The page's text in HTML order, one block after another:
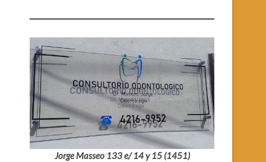
Jorge Masseo 133 e/ 14 y 15 (1451)